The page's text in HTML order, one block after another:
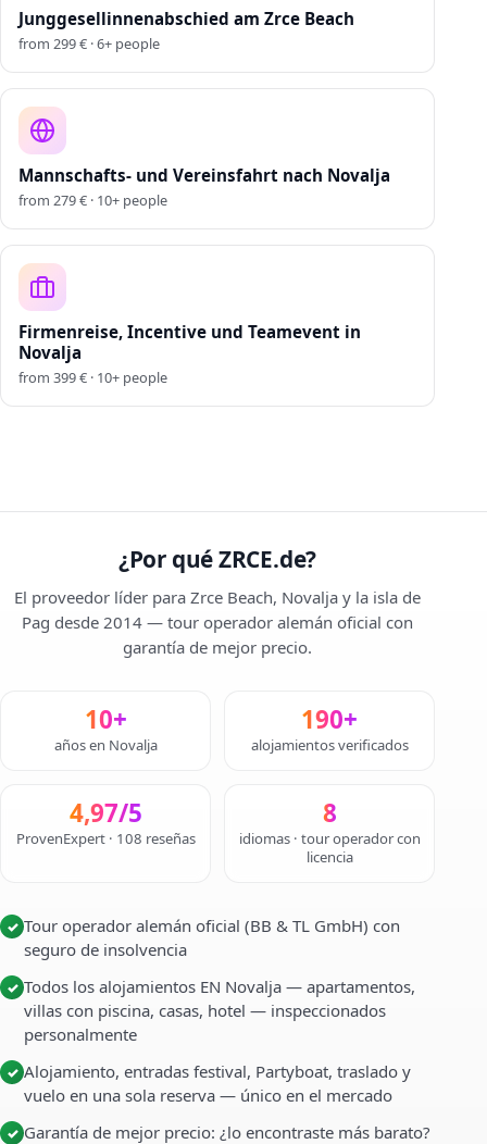
Junggesellinnenabschied am Zrce Beach
from 299€ ·6+ people
Mannschafts- und Vereinsfahrt nach Novalja
from 279€ · 10+ people
Firmenreise, Incentive und Teamevent in
Novalja
from 399€ · 10+ people
¿Por qué ZRCE.de?
El proveedor líder para Zrce Beach, Novalja y la isla de
Pag desde 2014 — tour operador alemán oficial con
garantía de mejor precio.
10+
años en Novalja
190+
alojamientos verificados
4,97/5
ProvenExpert · 108 reseñas
8
idiomas · tour operador con
licencia
✓ Tour operador alemán oficial (BB & TL GmbH) con
seguro de insolvencia
✓ Todos los alojamientos EN Novalja — apartamentos,
villas con piscina, casas, hotel — inspeccionados
personalmente
✓ Alojamiento, entradas festival, Partyboat, traslado y
vuelo en una sola reserva — único en el mercado
✓ Garantía de mejor precio: ¿lo encontraste más barato?